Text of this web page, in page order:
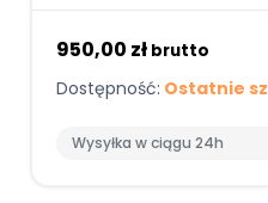
950,00 zł brutto
Dostępność: Ostatnie
Wysyłka w ciągu 24h